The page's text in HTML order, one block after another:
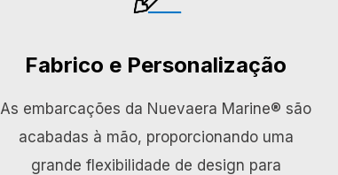
Fabrico e Personalização
As embarcações da Nuevaera Marine® são
acabadas à mão, proporcionando uma
grande flexibilidade de design para